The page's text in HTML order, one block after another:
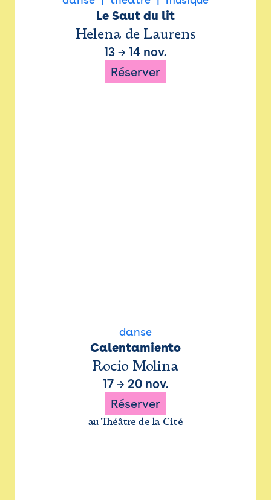
Le Saut du lit
Helena de Laurens
13 → 14 nov.
Réserver
danse
Calentamiento
Rocío Molina
17→ 20 nov.
Réserver
au Théâtre de la Cité